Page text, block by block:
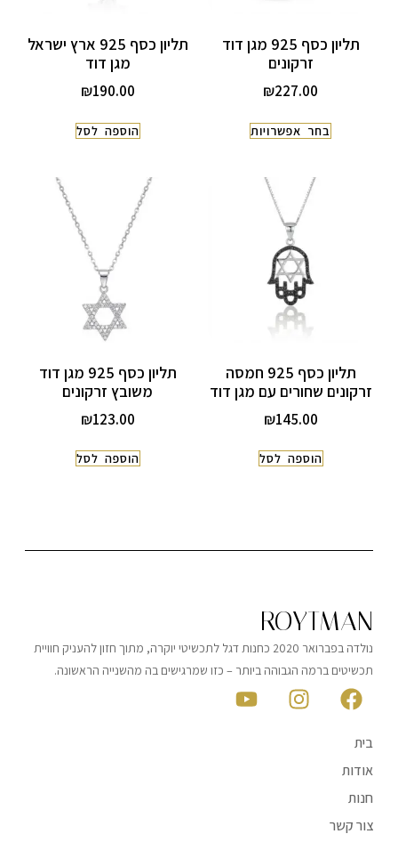
תליון כסף 925 מגן דוד
זרקונים
₪227.00
בחר אפשרויות
תליון כסף 925 ארץ ישראל
מגן דוד
₪190.00
הוספה לסל
תליון כסף 925 חמסה
זרקונים שחורים עם מגן דוד
₪145.00
הוספה לסל
תליון כסף 925 מגן דוד
משובץ זרקונים
₪123.00
הוספה לסל
ROYTMAN
נולדה בפברואר 2020 כחנות דגל לתכשיטי יוקרה, מתוך חזון להעניק חוויית
תכשיטים ברמה הגבוהה ביותר – כזו שמרגישים בה מהשנייה הראשונה.
בית
אודות
חנות
צור קשר